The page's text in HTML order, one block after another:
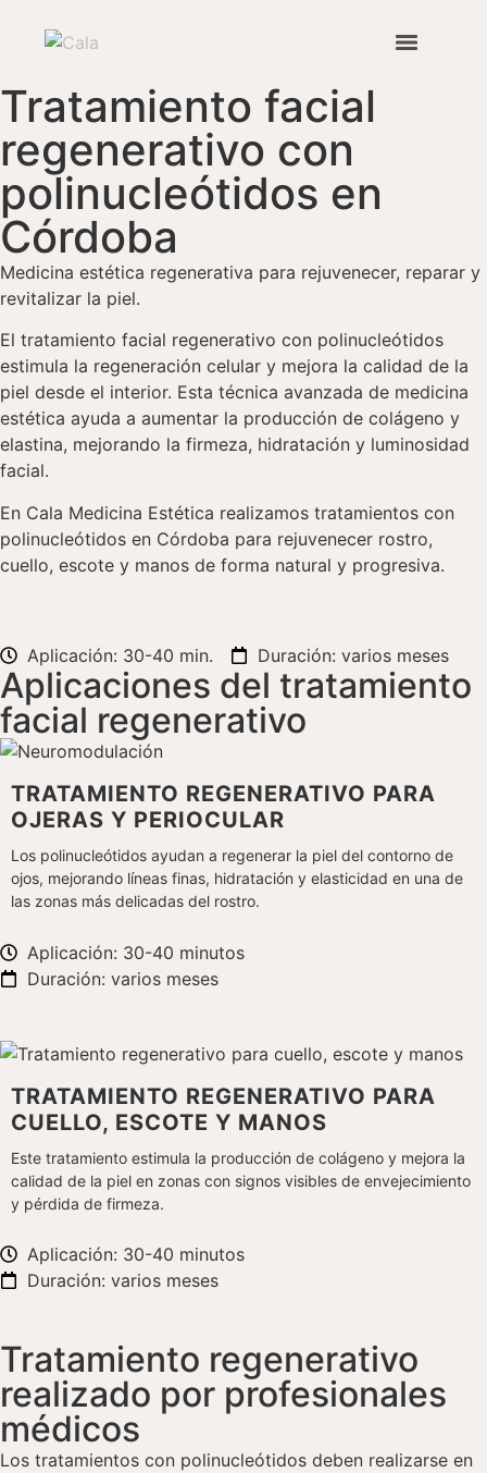
Tratamiento facial
regenerativo con
polinucleótidos en
Córdoba
Medicina estética regenerativa para rejuvenecer, reparar y
revitalizar la piel.
El tratamiento facial regenerativo con polinucleótidos
estimula la regeneración celular y mejora la calidad de la
piel desde el interior. Esta técnica avanzada de medicina
estética ayuda a aumentar la producción de colágeno y
elastina, mejorando la firmeza, hidratación y luminosidad
facial.
En Cala Medicina Estética realizamos tratamientos con
polinucleótidos en Córdoba para rejuvenecer rostro,
cuello, escote y manos de forma natural y progresiva.
Aplicación: 30-40 min. Duración: varios meses
Aplicaciones del tratamiento
facial regenerativo
TRATAMIENTO REGENERATIVO PARA
OJERAS Y PERIOCULAR
Los polinucleótidos ayudan a regenerar la piel del contorno de
ojos, mejorando líneas finas, hidratación y elasticidad en una de
las zonas más delicadas del rostro.
Aplicación: 30-40 minutos
Duración: varios meses
TRATAMIENTO REGENERATIVO PARA
CUELLO, ESCOTE Y MANOS
Este tratamiento estimula la producción de colágeno y mejora la
calidad de la piel en zonas con signos visibles de envejecimiento
y pérdida de firmeza.
Aplicación: 30-40 minutos
Duración: varios meses
Tratamiento regenerativo
realizado por profesionales
médicos
Los tratamientos con polinucleótidos deben realizarse en